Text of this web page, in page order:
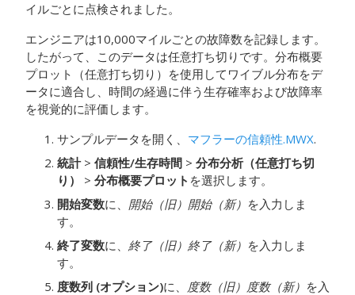
イルごとに点検されました。
エンジニアは10,000マイルごとの故障数を記録します。
したがって、このデータは任意打ち切りです。分布概要
プロット（任意打ち切り）を使用してワイブル分布をデ
ータに適合し、時間の経過に伴う生存確率および故障率
を視覚的に評価します。
サンプルデータを開く、 マフラーの信頼性.MWX.
統計> 信頼性/生存時間 > 分布分析（任意打ち切
り）
> 分布概要プロット を選択します。
開始変数に、 開始（旧） 開始（新） を入力しま
す。
終了変数に、 終了（旧） 終了（新） を入力しま
す。
度数列 (オプション)に、 度数（旧） 度数（新） を入